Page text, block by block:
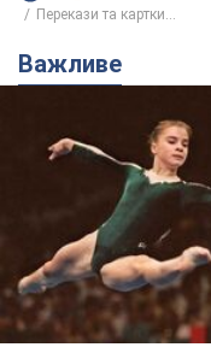
Перекази та картки...
Важливе